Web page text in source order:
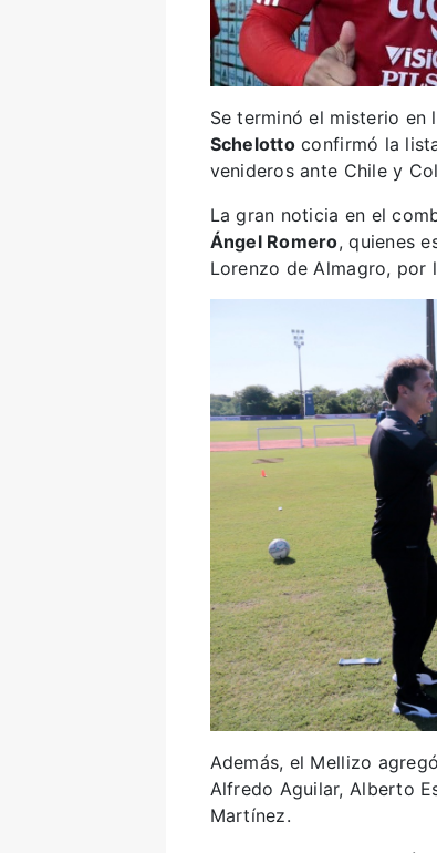
Se terminó el misterio en
Schelottoconfirmó la
venideros ante Chile y
La gran noticia en el
Ángel Romero, quienes
Lorenzo de Almagro, por
Además, el Mellizo
Alfredo Aguilar, Alberto
Martínez.